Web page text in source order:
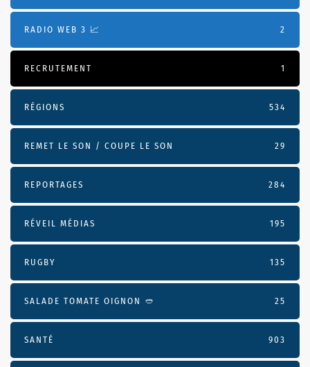
RADIO WEB 3 📈 2
RECRUTEMENT 1
RÉGIONS 534
REMET LE SON / COUPE LE SON 29
REPORTAGES 284
RÉVEIL MÉDIAS 195
RUGBY 135
SALADE TOMATE OIGNON 🥙 25
SANTÉ 903